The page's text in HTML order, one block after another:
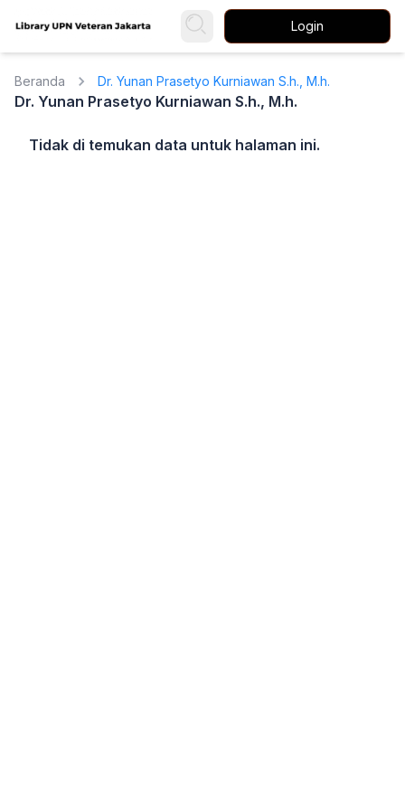
Login
Beranda Dr. Yunan Prasetyo Kurniawan S.h., M.h.
Dr. Yunan Prasetyo Kurniawan S.h., M.h.
Tidak di temukan data untuk halaman ini.